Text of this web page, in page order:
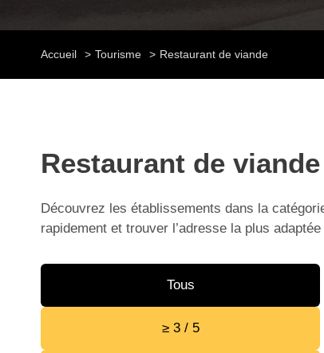
Accueil Tourisme Restaurant de viande
Restaurant de
Découvrez les établissements dans la
rapidement et trouver l’adresse la plus
Tous
≥ 3 / 5